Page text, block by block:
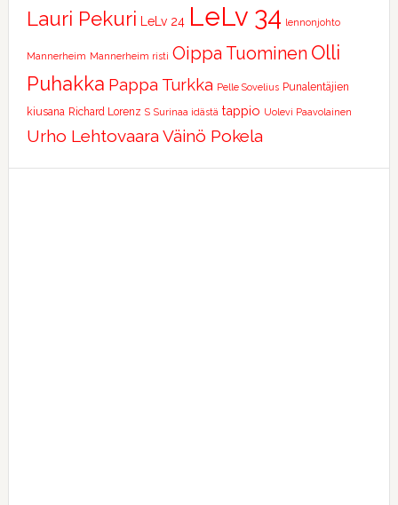
Lauri Pekuri LeLv 24 LeLv 34 lennonjohto
Mannerheim Mannerheim risti Oippa Tuominen Olli
Puhakka Pappa Turkka Pelle Sovelius Punalentäjien
kiusana Richard Lorenz S Surinaa idästä tappio Uolevi Paavolainen
Urho Lehtovaara Väinö Pokela